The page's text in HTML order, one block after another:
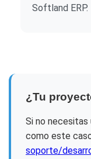
Softland ERP.
¿Tu
Si no
como este
soporte/